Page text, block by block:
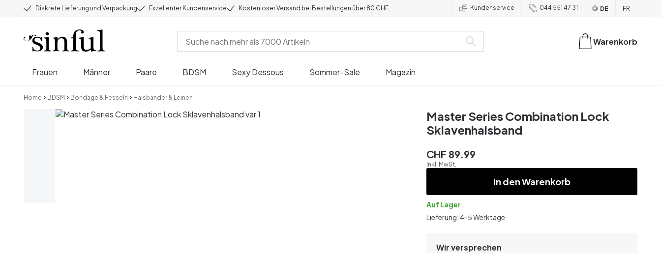
Diskrete Lieferung und Verpackung Exzellenter Kundenservice Kostenloser Versand bei Bestellungen über 80 CHF Kundenservice 044 551 47 31 DE FR
Frauen Männer Paare BDSM Sexy Dessous Sommer-Sale Magazin
Warenkorb
Home BDSM Bondage & Fesseln Halsbänder & Leinen
Master Series Combination Lock
Sklavenhalsband
CHF 89.99
Inkl. MwSt.
In den Warenkorb
Auf Lager
Lieferung: 4-5 Werktage
Wir versprechen